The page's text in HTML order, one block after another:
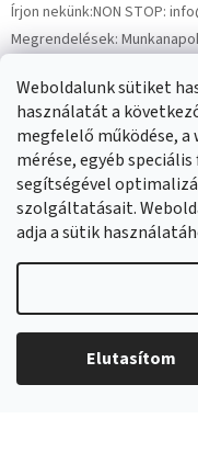
Weboldalunk sütiket
használatát a
megfelelő működése,
mérése, egyéb
segítségével
szolgáltatásait.
adja a sütik
Elutasítom
Írjon nekünk:NON STOP:
Megrendelések:
FacebookHeavenShop.sk
Eredményeink